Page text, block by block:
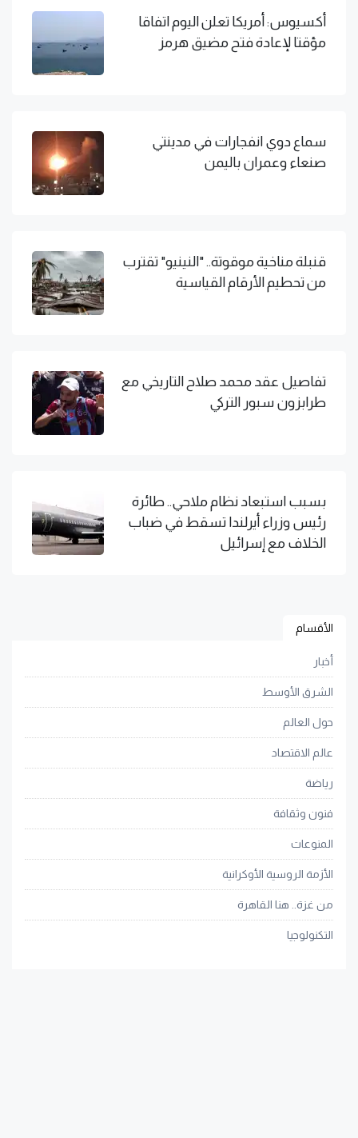
أكسيوس: أمريكا تعلن اليوم اتفاقا
مؤقتا لإعادة فتح مضيق هرمز
سماع دوي انفجارات في مدينتي
صنعاء وعمران باليمن
قنبلة مناخية موقوتة.. "النينيو" تقترب
من تحطيم الأرقام القياسية
تفاصيل عقد محمد صلاح التاريخي مع
طرابزون سبور التركي
بسبب استبعاد نظام ملاحي.. طائرة
رئيس وزراء أيرلندا تسقط في ضباب
الخلاف مع إسرائيل
الأقسام
أخبار
الشرق الأوسط
حول العالم
عالم الاقتصاد
رياضة
فنون وثقافة
المنوعات
الأزمة الروسية الأوكرانية
من غزة.. هنا القاهرة
التكنولوجيا